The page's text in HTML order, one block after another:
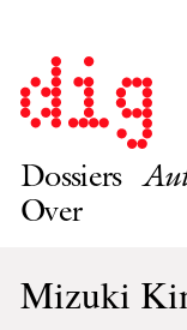
Dossiers
Over
Mizuki